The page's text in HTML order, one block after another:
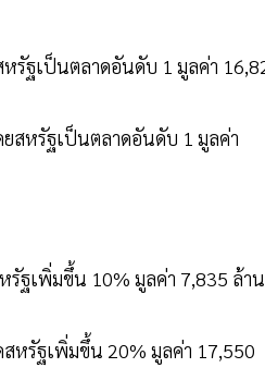
รัฐเป็นตลาดอันดับ 1 มูลค่า
สหรัฐเป็นตลาดอันดับ 1 มูลค่า
ฐเพิ่มขึ้น 10% มูลค่า 7,835 ล้าน
หรัฐเพิ่มขึ้น 20% มูลค่า 17,550